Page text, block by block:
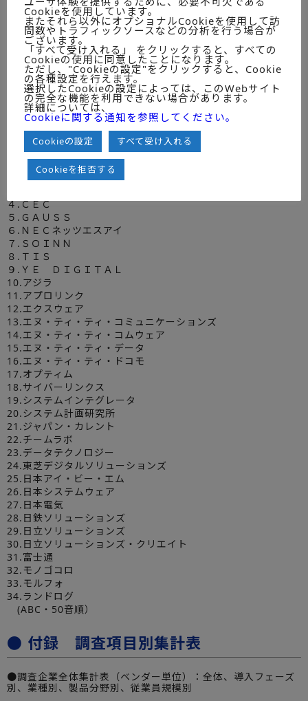
第Ⅵ章 分野別売上高動向とベンダーシェア
第1節 各分野の概要
第2節 検査・検品分野別売上高動向
第3節 セキュリティ分野別売上高動向
第4節 マーケティング分野別売上高動向
第5節 物品管理分野別売上高動向
第6節 測定・観察・探索分野別売上高動向
第7節 その他分野別売上高動向
●第Ⅶ章 個別企業実態編（34社）
１.ＡＢＥＪＡ
２.ＡＬＢＥＲＴ
４.ＣＥＣ
５.ＧＡＵＳＳ
６.ＮＥＣネッツエスアイ
７.ＳＯＩＮＮ
８.ＴＩＳ
９.ＹＥ ＤＩＧＩＴＡＬ
10.アジラ
11.アプロリンク
12.エクスウェア
13.エヌ・ティ・ティ・コミュニケーションズ
14.エヌ・ティ・ティ・コムウェア
15.エヌ・ティ・ティ・データ
16.エヌ・ティ・ティ・ドコモ
17.オプティム
18.サイバーリンクス
19.システムインテグレータ
20.システム計画研究所
21.ジャパン・カレント
22.チームラボ
23.データテクノロジー
24.東芝デジタルソリューションズ
25.日本アイ・ビー・エム
26.日本システムウェア
27.日本電気
28.日鉄ソリューションズ
29.日立ソリューションズ
30.日立ソリューションズ・クリエイト
31.富士通
32.モノゴコロ
33.モルフォ
34.ランドログ
(ABC・50音順）
● 付録 調査項目別集計表
●調査企業全体集計表（ベンダー単位）：全体、導入フェーズ
別、業種別、製品分野別、従業員規模別
Cookieを使用しています。
またそれら以外にオプショナルCookieを使用して訪
問数やトラフィックソースなどの分析を行う場合が
ございます。
「すべて受け入れる」 をクリックすると、すべての
Cookieの使用に同意したことになります。
ただし、"Cookieの設定"をクリックすると、Cookie
の各種設定を行えます。
選択したCookieの設定によっては、このWebサイト
の完全な機能を利用できない場合があります。
詳細については、
Cookieに関する通知を参照してください。
Cookieの設定 すべて受け入れる
Cookieを拒否する